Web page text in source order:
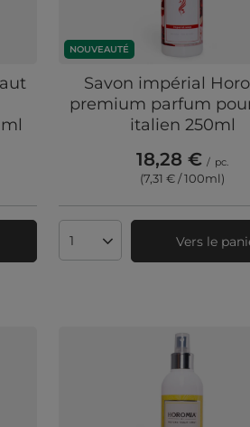
NOUVEAUTÉ
Savon impérial
premium parfum
italien 250ml
18,28 € / pc.
(7,31 € / 100ml)
Quantité de produits
Vers le